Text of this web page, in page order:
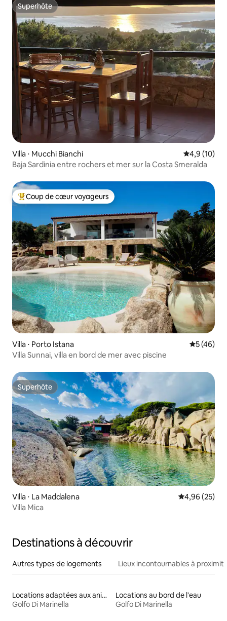
Superhôte
Superhôte
Villa ⋅ Mucchi Bianchi Évaluation
4,9 (10)
Baja Sardinia entre rochers et mer sur la Costa Smeralda
Coups de cœur voyageurs les plus appréciés
Coup de cœur voyageurs
Villa ⋅ Porto Istana
5 (46)
Villa Sunnai, villa en bord de mer avec piscine
Superhôte
Superhôte
Villa ⋅ La Maddalena Évaluation
4,96 (25)
Villa Mica
Destinations à découvrir
Autres types de logements Lieux incontournables à
Locations adaptées aux animaux
Golfo Di Marinella
Locations au bord de l'eau
Golfo Di Marinella